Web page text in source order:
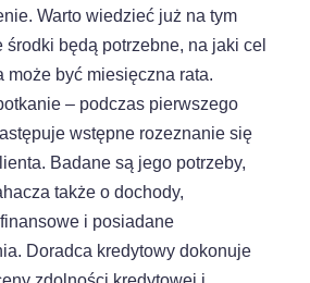
Warto wiedzieć już na tym
środki będą potrzebne, na jaki cel
może być miesięczna rata.
– podczas pierwszego
wstępne rozeznanie się
Badane są jego potrzeby,
także o dochody,
i posiadane
Doradca kredytowy dokonuje
się do Ciebie
dzięki którym nasza strona jest dla
i działa niezawodnie. Pozwalają
treści i reklamy do Twoich
reklamy nadal będą się wyświetlać,
do Ciebie